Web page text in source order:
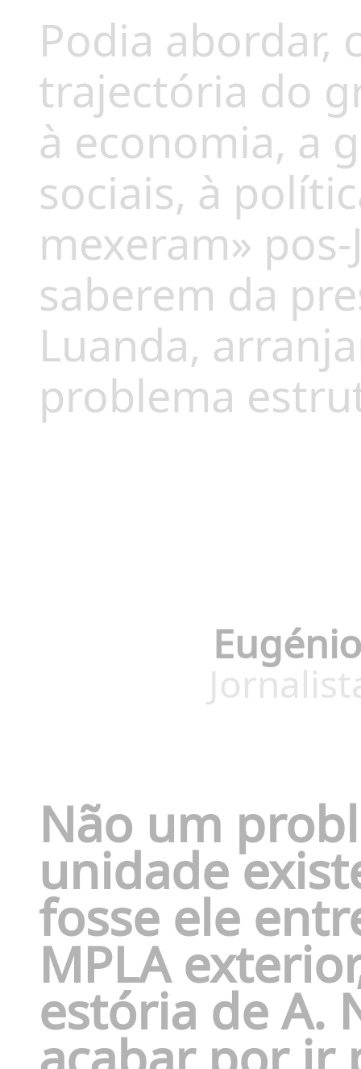
Podia abordar,
trajectória do
à economia, a
sociais, à
mexeram»
saberem da
Luanda,
problema
Não um
unidade
fosse ele
MPLA
estória de A.